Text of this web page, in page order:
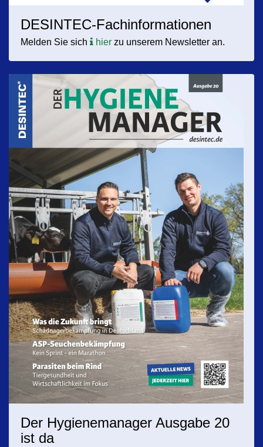
DESINTEC-Fachinformationen
Melden Sie sich hier zu unserem Newsletter an.
Der Hygienemanager Ausgabe 20
ist da